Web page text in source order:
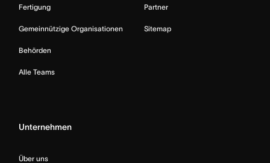
Fertigung
Gemeinnützige Organisationen
Behörden
Alle Teams
Partner
Sitemap
Unternehmen
Über uns